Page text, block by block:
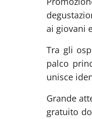
ai giovani
Tra gli
palco
unisce
Grande
gratuito